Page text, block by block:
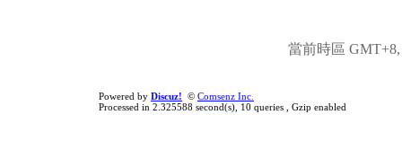
當前時區 GMT+8,
Powered by Discuz! © Comsenz Inc.
Processed in 2.325588 second(s), 10 queries , Gzip enabled